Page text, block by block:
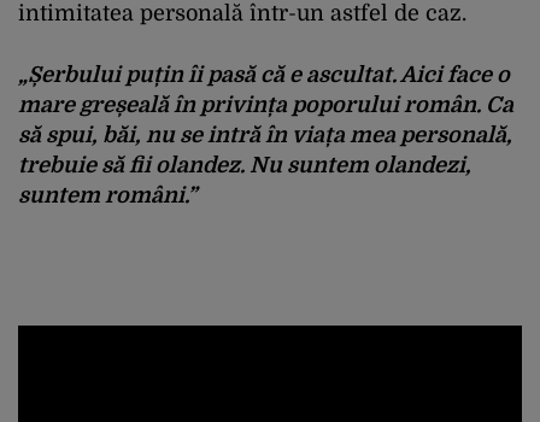
intimitatea personală într-un astfel de caz.
„Șerbului puțin îi pasă că e ascultat. Aici face o
mare greșeală în privința poporului român. Ca
să spui, băi, nu se intră în viața mea personală,
trebuie să fii olandez. Nu suntem olandezi,
suntem români.”